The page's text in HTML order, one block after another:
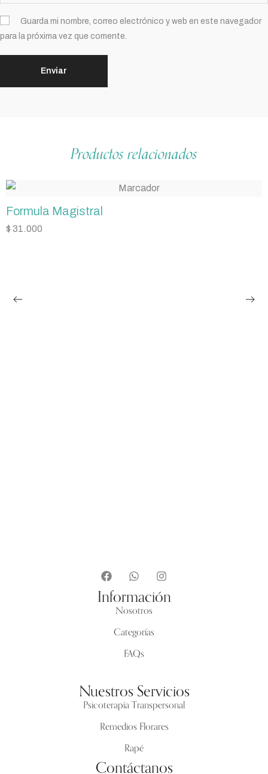
Guarda mi nombre, correo electrónico y web en este navegador
para la próxima vez que comente.
Productos relacionados
Formula Magistral
$ 31.000
Información
Nosotros
Categorías
FAQs
Nuestros Servicios
Psicoterapía Transpersonal
Remedios Florares
Rapé
Contáctanos